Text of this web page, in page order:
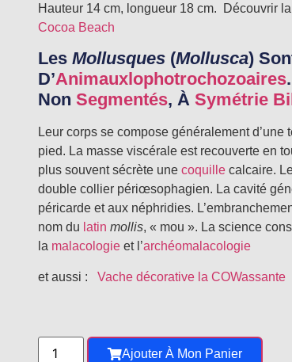
Hauteur 14 cm, longueur 18 cm. Découvrir
Cocoa Beach
Les Mollusques(Mollusca)
D’AnimauxLophotrochozoaires
Non Segmentés, À Symétrie
Leur corps se compose généralement d’une
pied. La masse viscérale est recouverte en
plus souvent sécrète une coquillecalcaire.
double collier périœsophagien. La cavité
péricarde et aux néphridies.
nom du latin mollis, « mou ». La science
la malacologieet l’archéomalacologie
et aussi : Vache décorative la COWassante
Ajouter À Mon Panier